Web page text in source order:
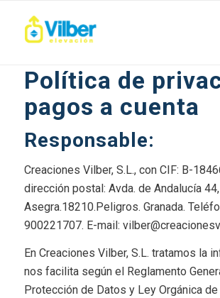
Política de
pagos a cuenta
Responsable:
Creaciones Vilber, S.L., con CIF: B-
dirección postal: Avda. de Andalucía
Asegra.18210.Peligros. Granada.
900221707. E-mail:
En Creaciones Vilber, S.L. tratamos la
nos facilita según el Reglamento
Protección de Datos y Ley Orgánica